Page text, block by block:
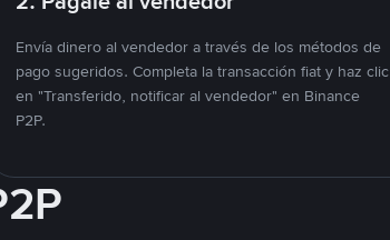
Envía dinero al vendedor a través de los métodos de
pago sugeridos. Completa la transacción fiat y haz clic
en "Transferido, notificar al vendedor" en Binance
P2P.